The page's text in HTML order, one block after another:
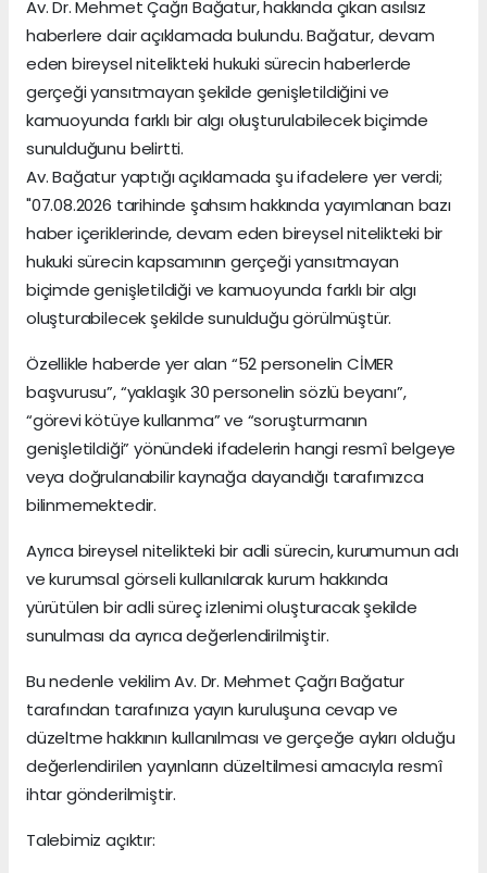
Av. Dr. Mehmet Çağrı Bağatur, hakkında çıkan asılsız
haberlere dair açıklamada bulundu. Bağatur, devam
eden bireysel nitelikteki hukuki sürecin haberlerde
gerçeği yansıtmayan şekilde genişletildiğini ve
kamuoyunda farklı bir algı oluşturulabilecek biçimde
sunulduğunu belirtti.
Av. Bağatur yaptığı açıklamada şu ifadelere yer verdi;
"07.08.2026 tarihinde şahsım hakkında yayımlanan bazı
haber içeriklerinde, devam eden bireysel nitelikteki bir
hukuki sürecin kapsamının gerçeği yansıtmayan
biçimde genişletildiği ve kamuoyunda farklı bir algı
oluşturabilecek şekilde sunulduğu görülmüştür.
Özellikle haberde yer alan “52 personelin CİMER
başvurusu”, “yaklaşık 30 personelin sözlü beyanı”,
“görevi kötüye kullanma” ve “soruşturmanın
genişletildiği” yönündeki ifadelerin hangi resmî belgeye
veya doğrulanabilir kaynağa dayandığı tarafımızca
bilinmemektedir.
Ayrıca bireysel nitelikteki bir adli sürecin, kurumumun adı
ve kurumsal görseli kullanılarak kurum hakkında
yürütülen bir adli süreç izlenimi oluşturacak şekilde
sunulması da ayrıca değerlendirilmiştir.
Bu nedenle vekilim Av. Dr. Mehmet Çağrı Bağatur
tarafından tarafınıza yayın kuruluşuna cevap ve
düzeltme hakkının kullanılması ve gerçeğe aykırı olduğu
değerlendirilen yayınların düzeltilmesi amacıyla resmî
ihtar gönderilmiştir.
Talebimiz açıktır: